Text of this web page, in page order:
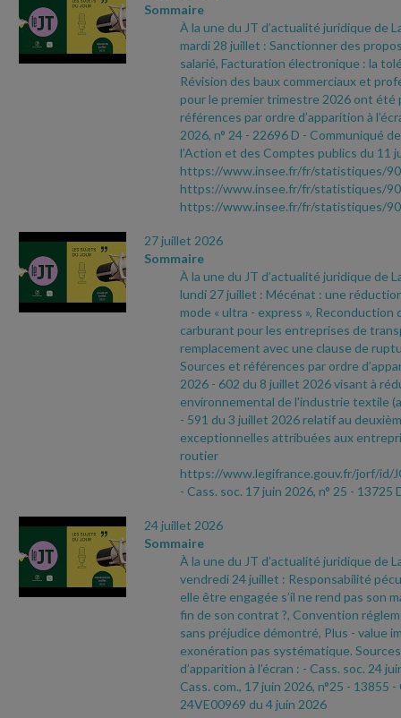
Sommaire
À la une du JT d’actualité juridique de
mardi 28 juillet : Sanctionner des
salarié, Facturation électronique : la
Révision des baux commerciaux et
pour le premier trimestre 2026 ont été
références par ordre d’apparition à
2026, n° 24 - 22696 D - Communiqué
l’Action et des Comptes publics du 11
https://www.insee.fr/fr/statistiques/
https://www.insee.fr/fr/statistiques/
https://www.insee.fr/fr/statistiques/
27 juillet 2026
Sommaire
À la une du JT d’actualité juridique de
lundi 27 juillet : Mécénat : une
mode « ultra - express », Reconduction
carburant pour les entreprises de
remplacement avec une clause de
Sources et références par ordre
2026 - 602 du 8 juillet 2026 visant à
environnemental de l'industrie textile
- 591 du 3 juillet 2026 relatif au
exceptionnelles attribuées aux
routier
https://www.legifrance.gouv.fr/jorf/id/
- Cass. soc. 17 juin 2026, n° 25 - 13725
24 juillet 2026
Sommaire
À la une du JT d’actualité juridique de
vendredi 24 juillet : Responsabilité
elle être engagée s’il ne rend pas son
fin de son contrat ?, Convention
sans préjudice démontré, Plus - value
exonération pas systématique.
d’apparition à l’écran : - Cass. soc. 24
Cass. com., 17 juin 2026, n°25 - 13855 -
24VE00969 du 4 juin 2026